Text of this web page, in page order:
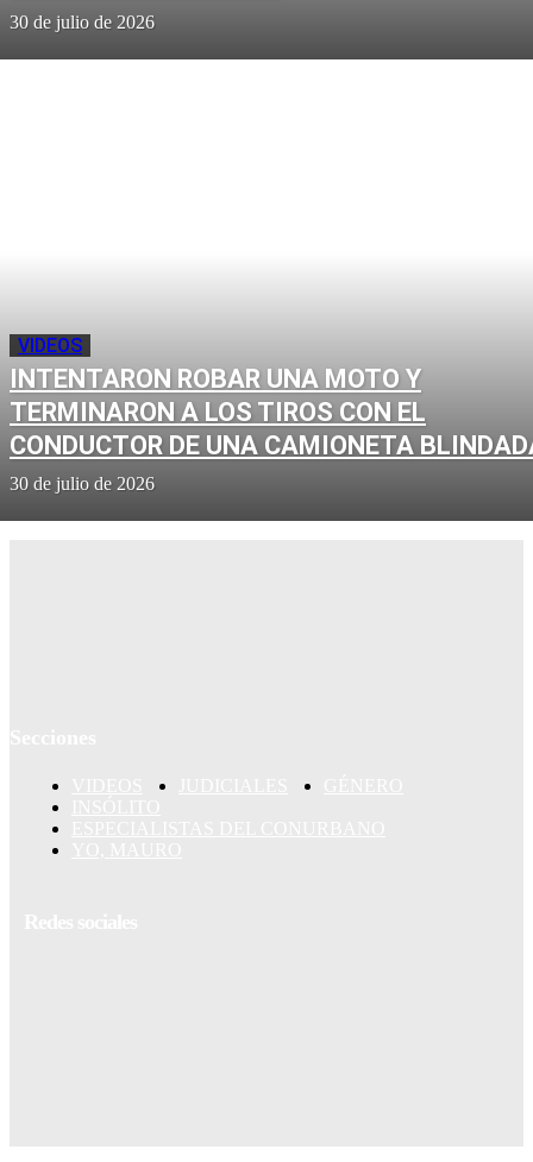
30 de julio de 2026
VIDEOS
INTENTARON ROBAR UNA MOTO Y
TERMINARON A LOS TIROS CON EL
CONDUCTOR DE UNA CAMIONETA
30 de julio de 2026